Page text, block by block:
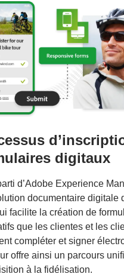
digitaux
d’Adobe Experience
documentaire digitale
facilite la création de
que les clientes et les
compléter et signer
offre ainsi un parcours
à la fidélisation.